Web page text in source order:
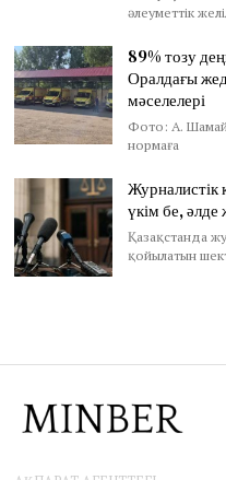
әлеуметтік
89% тозу
Оралдағы
мәселелері
Фото: А.
нормаға
Журналистік
үкім бе, әлде
Қазақстанда
қойылатын